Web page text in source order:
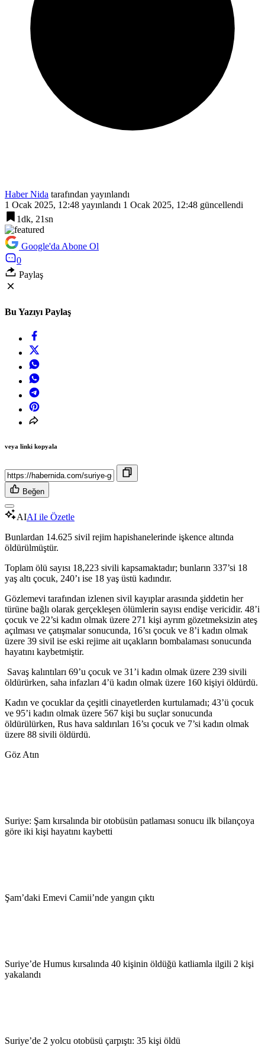
Haber Nida tarafından yayınlandı
1 Ocak 2025, 12:48 yayınlandı 1 Ocak 2025, 12:48 güncellendi
1dk, 21sn
Google'da Abone Ol
0
Paylaş
Bu Yazıyı Paylaş
veya linki kopyala
Beğen
AIAI ile Özetle
Bunlardan 14.625 sivil rejim hapishanelerinde işkence altında
öldürülmüştür.
Toplam ölü sayısı 18,223 sivili kapsamaktadır; bunların 337’si 18
yaş altı çocuk, 240’ı ise 18 yaş üstü kadındır.
Gözlemevi tarafından izlenen sivil kayıplar arasında şiddetin her
türüne bağlı olarak gerçekleşen ölümlerin sayısı endişe vericidir. 48’i
çocuk ve 22’si kadın olmak üzere 271 kişi ayrım gözetmeksizin ateş
açılması ve çatışmalar sonucunda, 16’sı çocuk ve 8’i kadın olmak
üzere 39 sivil ise eski rejime ait uçakların bombalaması sonucunda
hayatını kaybetmiştir.
Savaş kalıntıları 69’u çocuk ve 31’i kadın olmak üzere 239 sivili
öldürürken, saha infazları 4’ü kadın olmak üzere 160 kişiyi öldürdü.
Kadın ve çocuklar da çeşitli cinayetlerden kurtulamadı; 43’ü çocuk
ve 95’i kadın olmak üzere 567 kişi bu suçlar sonucunda
öldürülürken, Rus hava saldırıları 16’sı çocuk ve 7’si kadın olmak
üzere 88 sivili öldürdü.
Göz Atın
Suriye: Şam kırsalında bir otobüsün patlaması sonucu ilk bilançoya
göre iki kişi hayatını kaybetti
Şam’daki Emevi Camii’nde yangın çıktı
Suriye’de Humus kırsalında 40 kişinin öldüğü katliamla ilgili 2 kişi
yakalandı
Suriye’de 2 yolcu otobüsü çarpıştı: 35 kişi öldü